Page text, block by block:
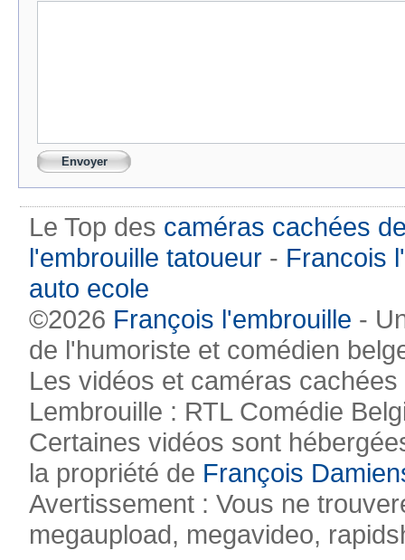
Le Top des caméras cachées
l'embrouille tatoueur - Francois
auto ecole
©2026 François l'embrouille -
de l'humoriste et comédien
Les vidéos et caméras
Lembrouille : RTL Comédie
Certaines vidéos sont
la propriété de François
Avertissement : Vous ne
megaupload, megavideo,